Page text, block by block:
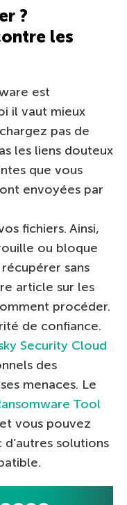
?
les
est
il vaut mieux
pas de
les liens douteux
que vous
envoyées par
fichiers. Ainsi,
ou bloque
sans
article sur les
procéder.
de confiance.
Security Cloud
des
menaces. Le
Tool
vous pouvez
solutions